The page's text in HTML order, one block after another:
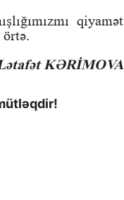
qiyamət
örtə.
KƏRİMOVA